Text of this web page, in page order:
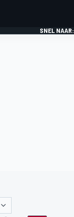
SNEL NAAR:
door